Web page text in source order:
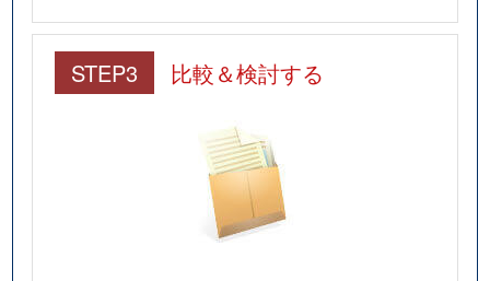
STEP3 比較＆検討する